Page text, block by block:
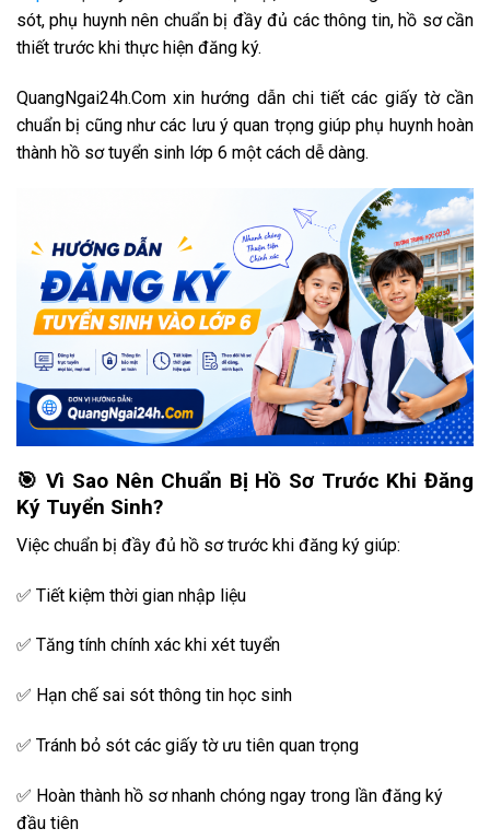
sót, phụ huynh nên chuẩn bị đầy đủ các thông tin, hồ sơ cần
thiết trước khi thực hiện đăng ký.
QuangNgai24h.Com xin hướng dẫn chi tiết các giấy tờ cần
chuẩn bị cũng như các lưu ý quan trọng giúp phụ huynh hoàn
thành hồ sơ tuyển sinh lớp 6 một cách dễ dàng.
🎯 Vì Sao Nên Chuẩn Bị Hồ Sơ Trước Khi Đăng
Ký Tuyển Sinh?
Việc chuẩn bị đầy đủ hồ sơ trước khi đăng ký giúp:
✅ Tiết kiệm thời gian nhập liệu
✅ Tăng tính chính xác khi xét tuyển
✅ Hạn chế sai sót thông tin học sinh
✅ Tránh bỏ sót các giấy tờ ưu tiên quan trọng
✅ Hoàn thành hồ sơ nhanh chóng ngay trong lần đăng ký
đầu tiên